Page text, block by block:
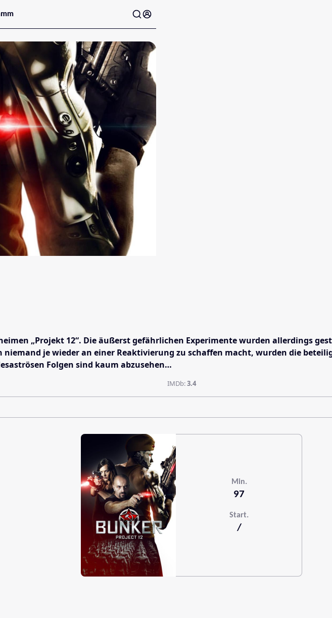
„Projekt 12“. Die äußerst gefährlichen Experimente wurden allerdings
je wieder an einer Reaktivierung zu schaffen macht, wurden die
Folgen sind kaum abzusehen…
IMDb:3.4
Min.
97
Start.
/